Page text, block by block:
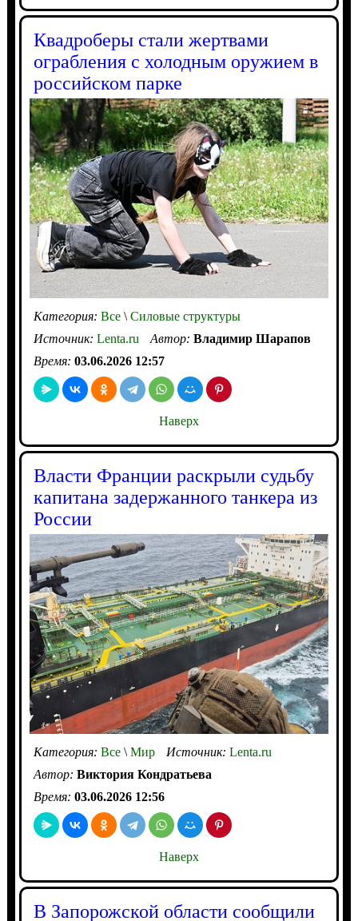
Квадроберы стали жертвами
ограбления с холодным оружием в
российском парке
Категория: Все\Силовые структуры
Источник: Lenta.ru Автор: Владимир Шарапов
Время: 03.06.2026 12:57
Наверх
Власти Франции раскрыли судьбу
капитана задержанного танкера из
России
Категория: Все\Мир Источник: Lenta.ru
Автор: Виктория Кондратьева
Время: 03.06.2026 12:56
Наверх
В Запорожской области сообщили